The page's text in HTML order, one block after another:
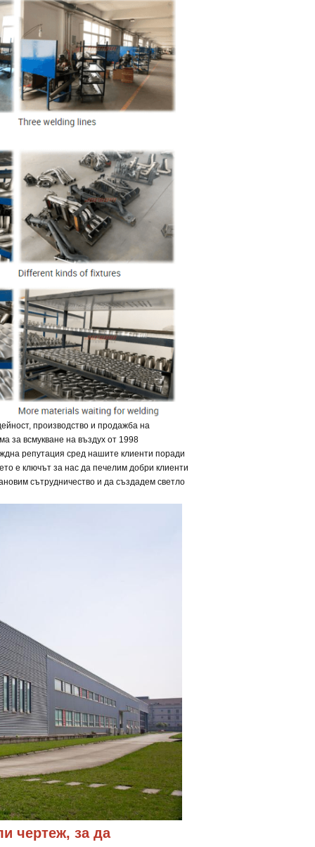
производство и продажба на
за всмукване на въздух от 1998
репутация сред нашите клиенти поради
е ключът за нас да печелим добри клиенти
сътрудничество и да създадем светло
чертеж, за да